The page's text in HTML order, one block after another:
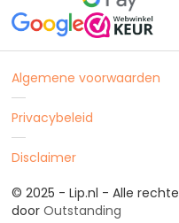
Algemene voorwaarden
Privacybeleid
Disclaimer
© 2025 - Lip.nl - Alle
door Outstanding